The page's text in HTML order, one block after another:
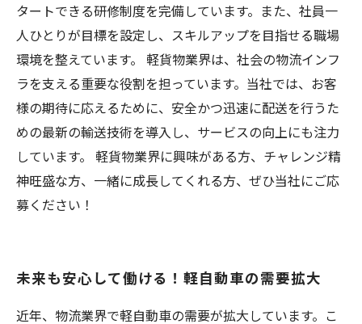
タートできる研修制度を完備しています。また、社員一
人ひとりが目標を設定し、スキルアップを目指せる職場
環境を整えています。 軽貨物業界は、社会の物流インフ
ラを支える重要な役割を担っています。当社では、お客
様の期待に応えるために、安全かつ迅速に配送を行うた
めの最新の輸送技術を導入し、サービスの向上にも注力
しています。 軽貨物業界に興味がある方、チャレンジ精
神旺盛な方、一緒に成長してくれる方、ぜひ当社にご応
募ください！
未来も安心して働ける！軽自動車の需要拡大
近年、物流業界で軽自動車の需要が拡大しています。こ